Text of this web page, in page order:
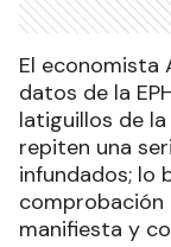
El economista
datos de la
latiguillos de
repiten una
infundados; lo
comprobación
manifiesta y